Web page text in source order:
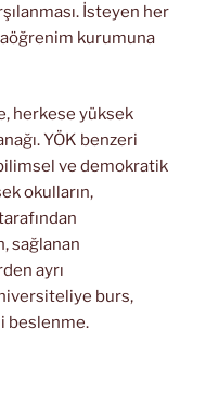
İsteyen her
kurumuna
yüksek
YÖK benzeri
ve demokratik
okulların,
sağlanan
ayrı
burs,
beslenme.